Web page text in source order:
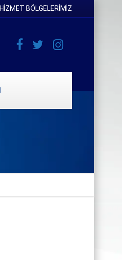
HİZMET BÖLGELERİMİZ